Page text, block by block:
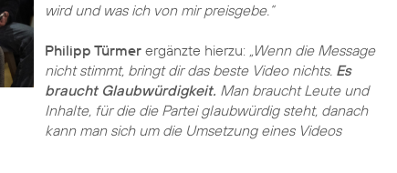
wird und was ich von mir preisgebe.“
Philipp Türmerergänzte hierzu: „Wenn die Message
nicht stimmt, bringt dir das beste Video nichts. Es
braucht Glaubwürdigkeit. Man braucht Leute und
Inhalte, für die die Partei glaubwürdig steht, danach
kann man sich um die Umsetzung eines Videos